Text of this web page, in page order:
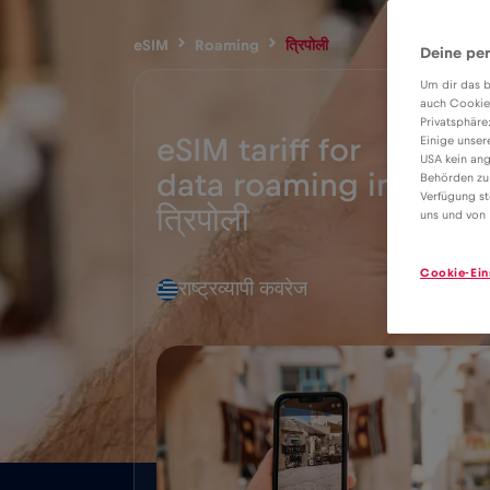
eSIM Roaming त्रिपोली
eSIM tariff for
data roaming in
त्रिपोली
2€/
राष्ट्रव्यापी कवरेज
Deine
Um dir das
auch
Einige
USA kein
Behörden
Verfügung
uns und von
Cookie-